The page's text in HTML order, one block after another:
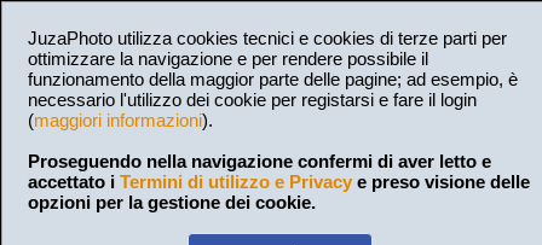
JuzaPhoto utilizza cookies tecnici e cookies di terze parti per
ottimizzare la navigazione e per rendere possibile il
funzionamento della maggior parte delle pagine; ad esempio, è
necessario l'utilizzo dei cookie per registarsi e fare il login
(maggiori informazioni).
Proseguendo nella navigazione confermi di aver letto e
accettato i Termini di utilizzo e Privacy e preso visione delle
opzioni per la gestione dei cookie.